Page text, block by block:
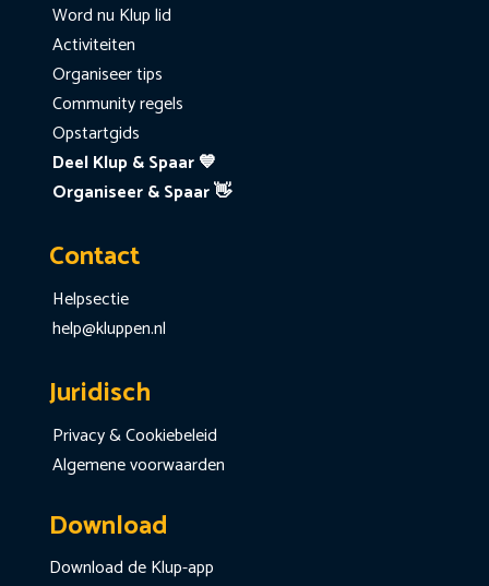
Word nu Klup lid
Activiteiten
Organiseer tips
Community regels
Opstartgids
Deel Klup & Spaar 💙
Organiseer & Spaar 👋
Contact
Helpsectie
help@kluppen.nl
Juridisch
Privacy & Cookiebeleid
Algemene voorwaarden
Download
Download de Klup-app